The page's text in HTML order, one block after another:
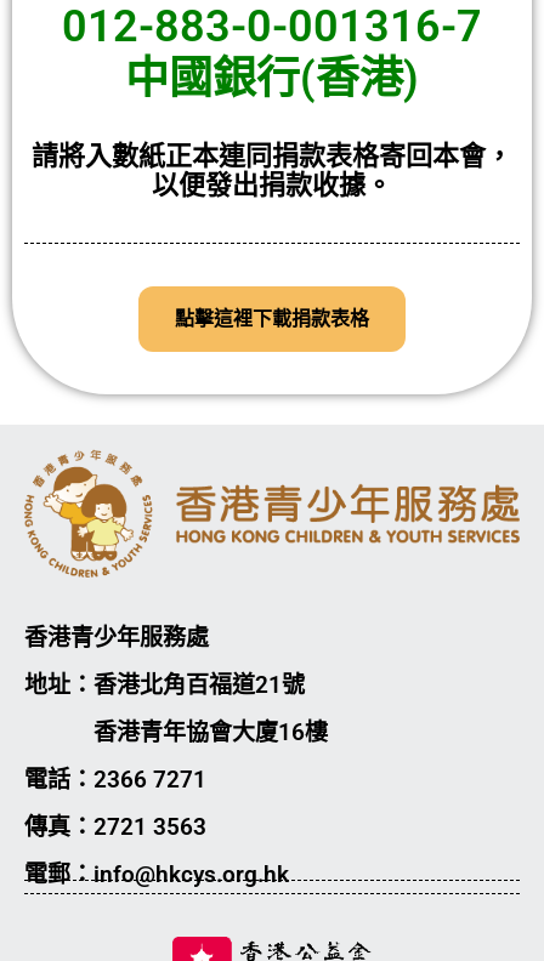
012-883-0-001316-7
中國銀行(香港)
請將入數紙正本連同捐款表格寄回本會，
以便發出捐款收據。
點擊這裡下載捐款表格
香港青少年服務處
地址：香港北角百福道21號
香港青年協會大廈16樓
電話：2366 7271
傳真：2721 3563
電郵：info@hkcys.org.hk